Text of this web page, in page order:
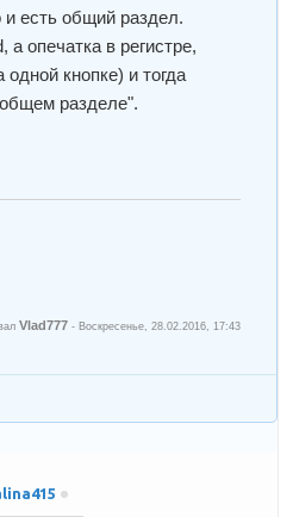
есть общий раздел.
а опечатка в регистре,
одной кнопке) и тогда
разделе".
Vlad777 - Воскресенье, 28.02.2016, 17:43